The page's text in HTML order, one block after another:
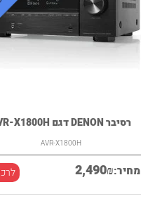
רסיבר DENON דגם AVR-X1800H
AVR-X1800H
מחיר: 2,490₪